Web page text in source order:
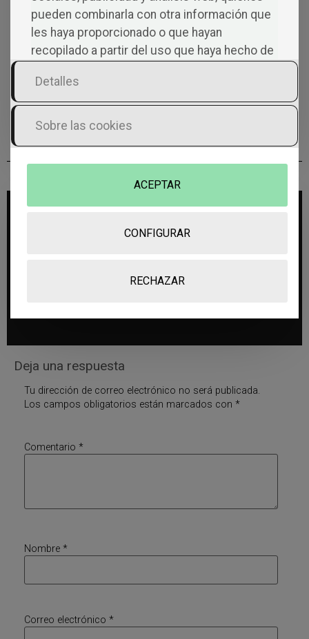
Deja una respuesta
Tu dirección de correo electrónico no será publicada.
Los campos obligatorios están marcados con *
Comentario *
Nombre *
Correo electrónico *
pueden combinarla con otra información que
les haya proporcionado o que hayan
recopilado a partir del uso que haya hecho de
Detalles
Sobre las cookies
RECHAZAR
CONFIGURAR
ACEPTAR